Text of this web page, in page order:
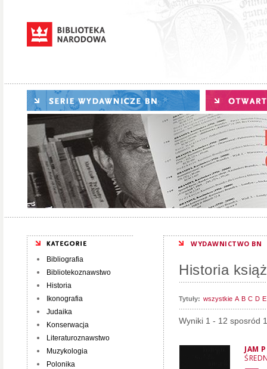
Bibliografia
Bibliotekoznawstwo
Historia
Ikonografia
Judaika
Konserwacja
Literaturoznawstwo
Muzykologia
Polonika
WYDAWNICTWO BN
Historia
Tytuły: wszystkie A B C D E
Wyniki 1 - 12 sposród
JAM